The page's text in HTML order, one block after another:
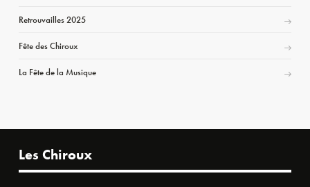
Retrouvailles 2025
Fête des Chiroux
La Fête de la Musique
Les Chiroux